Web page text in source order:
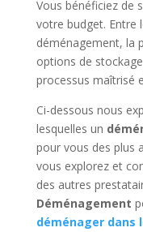
Vous bénéficiez de
votre budget. Entre
déménagement, la
options de
processus maîtrisé
Ci-dessous nous
lesquelles un
pour vous des plus
vous explorez et
des autres
Déménagement
déménager dans